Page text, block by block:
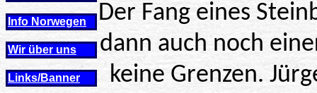
Info Norwegen
Wir über uns
Links/Banner
Der Fang eines
dann auch noch
keine Grenzen.